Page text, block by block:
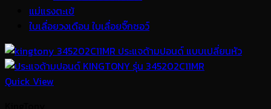
แม่แรงตะเข้
ใบเลื่อยวงเดือน ใบเลื่อยจิ๊กซอว์
Quick View